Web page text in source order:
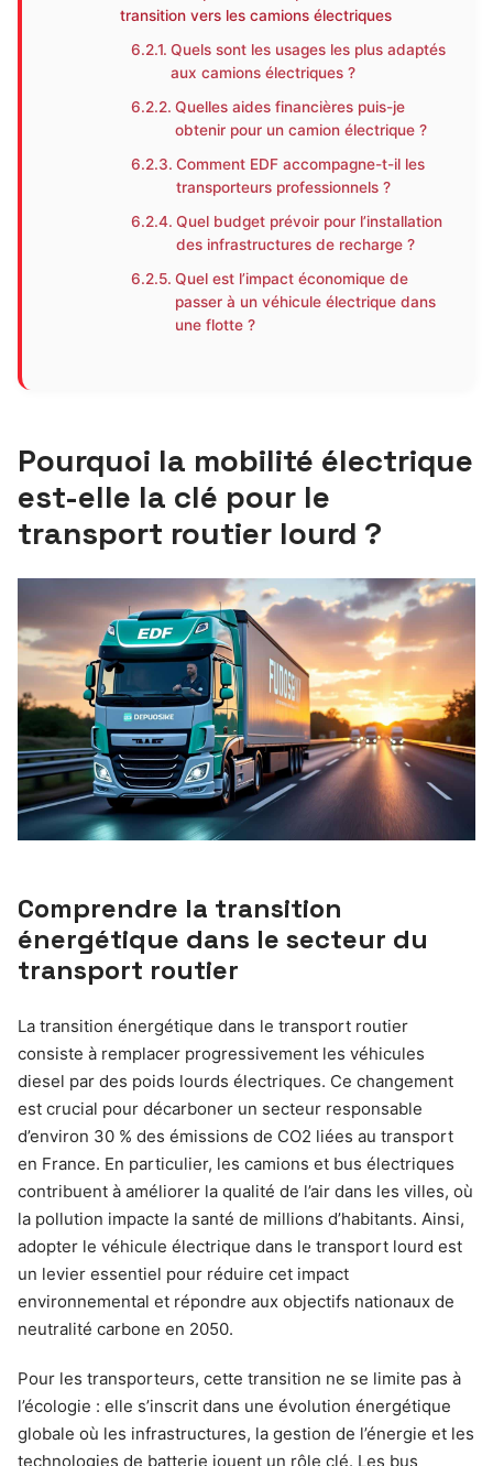
transition vers les camions électriques
Quels sont les usages les plus adaptés
aux camions électriques ?
Quelles aides financières puis-je
obtenir pour un camion électrique ?
Comment EDF accompagne-t-il les
transporteurs professionnels ?
Quel budget prévoir pour l’installation
des infrastructures de recharge ?
Quel est l’impact économique de
passer à un véhicule électrique dans
une flotte ?
Pourquoi la mobilité électrique
est-elle la clé pour le
transport routier lourd ?
Comprendre la transition
énergétique dans le secteur du
transport routier
La transition énergétique dans le transport routier
consiste à remplacer progressivement les véhicules
diesel par des poids lourds électriques. Ce changement
est crucial pour décarboner un secteur responsable
d’environ 30 % des émissions de CO2 liées au transport
en France. En particulier, les camions et bus électriques
contribuent à améliorer la qualité de l’air dans les villes, où
la pollution impacte la santé de millions d’habitants. Ainsi,
adopter le véhicule électrique dans le transport lourd est
un levier essentiel pour réduire cet impact
environnemental et répondre aux objectifs nationaux de
neutralité carbone en 2050.
Pour les transporteurs, cette transition ne se limite pas à
l’écologie : elle s’inscrit dans une évolution énergétique
globale où les infrastructures, la gestion de l’énergie et les
technologies de batterie jouent un rôle clé. Les bus